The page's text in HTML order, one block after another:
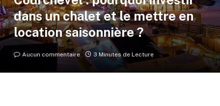
dans un chalet et le mettre en
location saisonnière ?
Aucun commentaire 3 Minutes de Lecture